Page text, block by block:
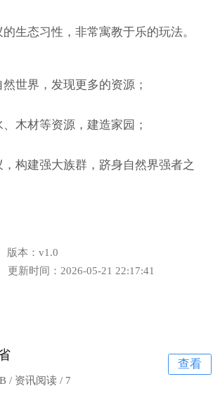
生态习性，非常寓教于乐的玩法。
世界，发现更多的资源；
木材等资源，建造家园；
构建强大族群，跻身自然界强者之
版本：v1.0
更新时间：2026-05-21 22:17:41
/ 资讯阅读 / 7
查看